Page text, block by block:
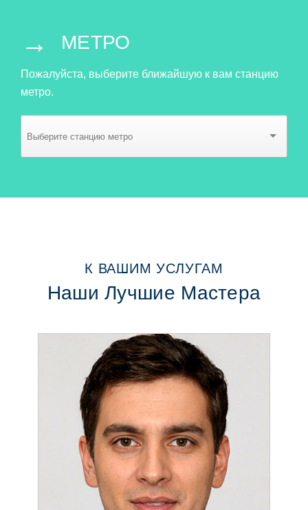
→ МЕТРО
Пожалуйста, выберите ближайшую к вам станцию
метро.
К ВАШИМ УСЛУГАМ
Наши Лучшие Мастера